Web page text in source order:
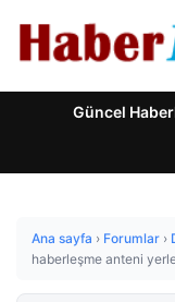
Güncel
Ana sayfa › Forumlar ›
haberleşme anteni